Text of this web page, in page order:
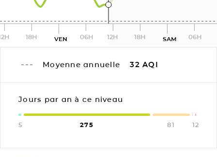
18H VEN 06H 12H 18H SAM 06H
Moyenne annuelle 32 AQI
Jours par an à ce niveau
5 275 81 12